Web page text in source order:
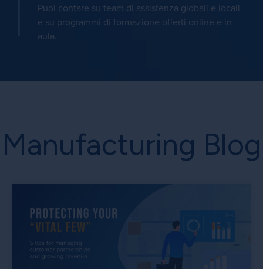
Puoi contare su team di assistenza globali e locali
e su programmi di formazione offerti online e in
aula.
Manufacturing Blog